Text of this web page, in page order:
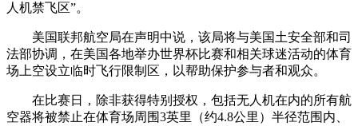
人机禁飞区”。
美国联邦航空局在声明中说，该局将与美国土安全部和司
法部协调，在美国各地举办世界杯比赛和相关球迷活动的体育
场上空设立临时飞行限制区，以帮助保护参与者和观众。
在比赛日，除非获得特别授权，包括无人机在内的所有航
空器将被禁止在体育场周围3英里（约4.8公里）半径范围内、